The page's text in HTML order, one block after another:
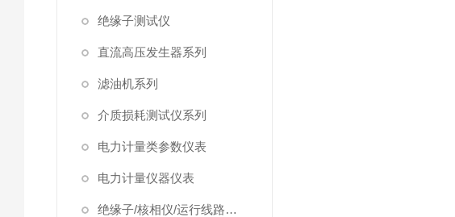
绝缘子测试仪
直流高压发生器系列
滤油机系列
介质损耗测试仪系列
电力计量类参数仪表
电力计量仪器仪表
绝缘子/核相仪/运行线路试验仪器